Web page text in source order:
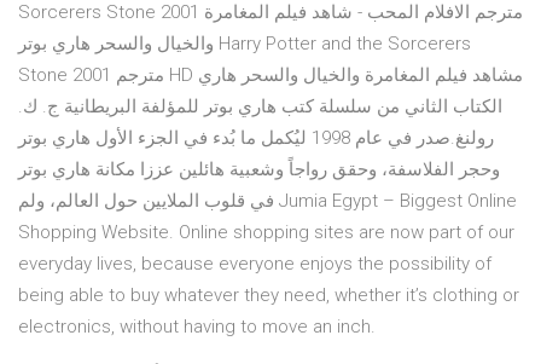
Sorcerers Stone 2001 مترجم الافلام المحب - شاهد فيلم المغامرة
والخيال والسحر هاري بوتر Harry Potter and the Sorcerers
Stone 2001 مترجم HD مشاهد فيلم المغامرة والخيال والسحر هاري
الكتاب الثاني من سلسلة كتب هاري بوتر للمؤلفة البريطانية ج. ك.
رولنغ.صدر في عام 1998 ليُكمل ما بُدء في الجزء الأول هاري بوتر
وحجر الفلاسفة، وحقق رواجاً وشعبية هائلين عززا مكانة هاري بوتر
في قلوب الملايين حول العالم، ولم Jumia Egypt – Biggest Online
Shopping Website. Online shopping sites are now part of our
everyday lives, because everyone enjoys the possibility of
being able to buy whatever they need, whether it’s clothing or
electronics, without having to move an inch.